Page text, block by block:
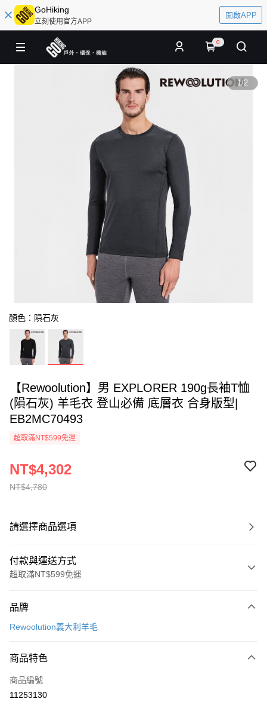
GoHiking
立刻使用官方APP
開啟APP
0
1/2
顏色：隕石灰
【Rewoolution】男 EXPLORER 190g長袖T恤
(隕石灰) 羊毛衣 登山必備 底層衣 合身版型|
EB2MC70493
超取滿NT$599免運
NT$4,780
NT$4,302
請選擇商品選項
付款與運送方式
超取滿NT$599免運
信用卡一次付款
LINE Pay
Apple Pay
品牌
Rewoolution義大利羊毛
商品特色
商品編號
11253130